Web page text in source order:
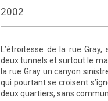
2002
L’étroitesse de la rue
deux tunnels et surtout le
la rue Gray un canyon
qui pourtant se croisent
deux quartiers, sans